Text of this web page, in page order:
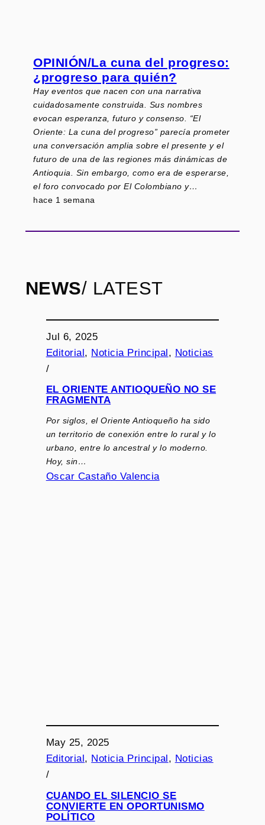
OPINIÓN/La cuna del progreso:
¿progreso para quién?
Hay eventos que nacen con una narrativa
cuidadosamente construida. Sus nombres
evocan esperanza, futuro y consenso. “El
Oriente: La cuna del progreso” parecía prometer
una conversación amplia sobre el presente y el
futuro de una de las regiones más dinámicas de
Antioquia. Sin embargo, como era de esperarse,
el foro convocado por El Colombiano y…
hace 1 semana
NEWS/ LATEST
Jul 6, 2025
Editorial, Noticia Principal, Noticias
/
EL ORIENTE ANTIOQUEÑO NO SE
FRAGMENTA
Por siglos, el Oriente Antioqueño ha sido
un territorio de conexión entre lo rural y lo
urbano, entre lo ancestral y lo moderno.
Hoy, sin…
Oscar Castaño Valencia
May 25, 2025
Editorial, Noticia Principal, Noticias
/
CUANDO EL SILENCIO SE
CONVIERTE EN OPORTUNISMO
POLÍTICO